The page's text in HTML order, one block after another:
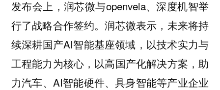
发布会上，润芯微与openvela、深度机智举
行了战略合作签约。润芯微表示，未来将持
续深耕国产AI智能基座领域，以技术实力与
工程能力为核心，以高国产化解决方案，助
力汽车、AI智能硬件、具身智能等产业企业